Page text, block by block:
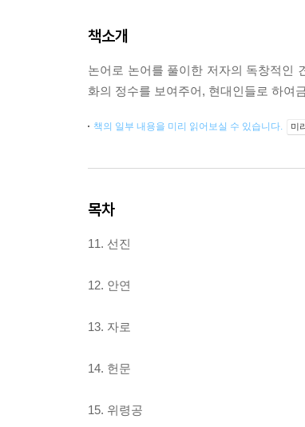
책소개
논어로 논어를 풀이한 저자의 독창적인
화의 정수를 보여주어, 현대인들로 하여
책의 일부 내용을 미리 읽어보실 수 있습니다. 미
목차
11. 선진
12. 안연
13. 자로
14. 헌문
15. 위령공